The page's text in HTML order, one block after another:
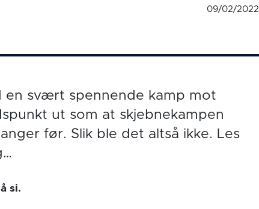
09/02/2022
en svært spennende kamp mot
ut som at skjebnekampen
før. Slik ble det altså ikke. Les
si.